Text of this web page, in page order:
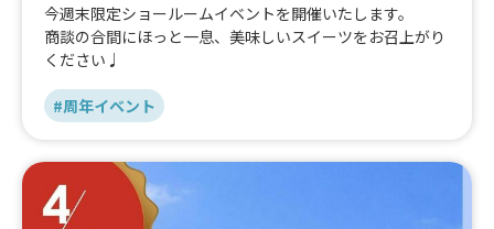
今週末限定ショールームイベントを開催いたします。
商談の合間にほっと一息、美味しいスイーツをお召上がり
ください♩
#周年イベント